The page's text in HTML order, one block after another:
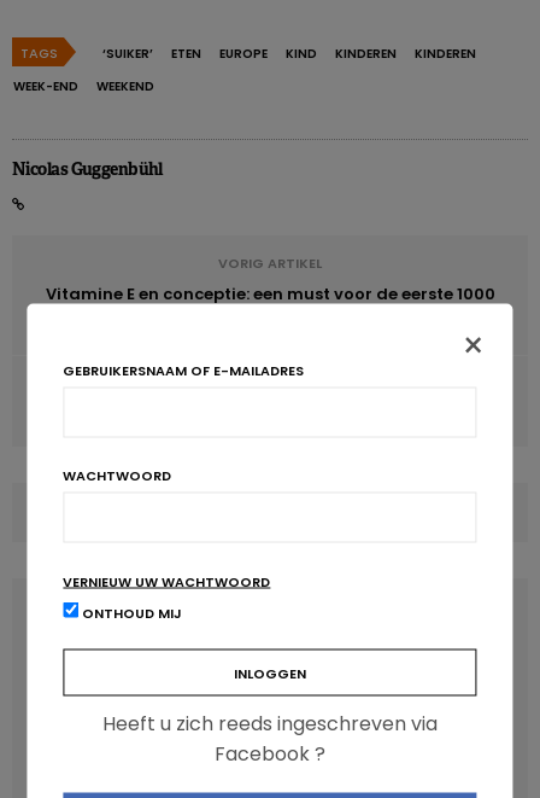
TAGS ‘SUIKER’ ETEN EUROPE KIND KINDEREN
KINDEREN
WEEK-END
WEEKEND
Nicolas Guggenbühl
VORIG ARTIKEL
Vitamine E en conceptie: een must voor de eerste 1000
LATEST POSTS
×
GEBRUIKERSNAAM OF E-MAILADRES
WACHTWOORD
VERNIEUW UW WACHTWOORD
ONTHOUD MIJ
Heeft u zich reeds ingeschreven via
Facebook ?